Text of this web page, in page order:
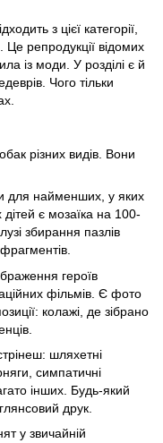
з цієї категорії,
репродукції відомих
із моди. У розділі є й
Чого тільки
різних видів. Вони
для найменших, у яких
є мозаїка на 100-
збирання пазлів
героїв
фільмів. Є фото
колажі, де зібрано
шляхетні
симпатичні
інших. Будь-який
друк.
у звичайній